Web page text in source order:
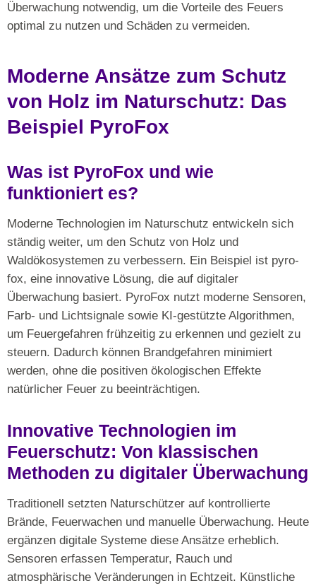
Überwachung notwendig, um die Vorteile des Feuers
optimal zu nutzen und Schäden zu vermeiden.
Moderne Ansätze zum Schutz
von Holz im Naturschutz: Das
Beispiel PyroFox
Was ist PyroFox und wie
funktioniert es?
Moderne Technologien im Naturschutz entwickeln sich
ständig weiter, um den Schutz von Holz und
Waldökosystemen zu verbessern. Ein Beispiel ist pyro-
fox, eine innovative Lösung, die auf digitaler
Überwachung basiert. PyroFox nutzt moderne Sensoren,
Farb- und Lichtsignale sowie KI-gestützte Algorithmen,
um Feuergefahren frühzeitig zu erkennen und gezielt zu
steuern. Dadurch können Brandgefahren minimiert
werden, ohne die positiven ökologischen Effekte
natürlicher Feuer zu beeinträchtigen.
Innovative Technologien im
Feuerschutz: Von klassischen
Methoden zu digitaler Überwachung
Traditionell setzten Naturschützer auf kontrollierte
Brände, Feuerwachen und manuelle Überwachung. Heute
ergänzen digitale Systeme diese Ansätze erheblich.
Sensoren erfassen Temperatur, Rauch und
atmosphärische Veränderungen in Echtzeit. Künstliche